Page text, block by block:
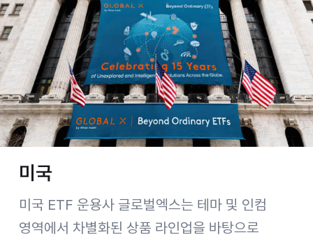
미국
미국 ETF 운용사 글로벌엑스는 테마 및 인컴
영역에서 차별화된 상품 라인업을 바탕으로